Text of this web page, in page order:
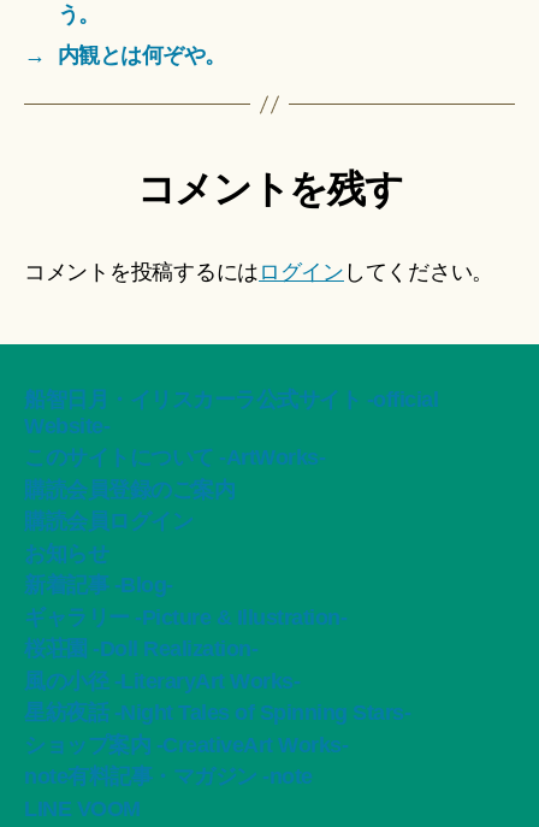
う。
→
内観とは何ぞや。
コメントを残す
コメントを投稿するには ログイン してください。
船智日月・イリスカーラ公式サイト -official
Website-
このサイトについて -ArtWorks-
購読会員登録のご案内
購読会員ログイン
お知らせ
新着記事 -Blog-
ギャラリー -Picture & Illustration-
桜荘園 -Doll Realization-
風の小径 -LiteraryArt Works-
星紡夜話 -Night Tales of Spinning Stars-
ショップ案内 -CreativeArt Works-
note有料記事・マガジン -note
LINE VOOM